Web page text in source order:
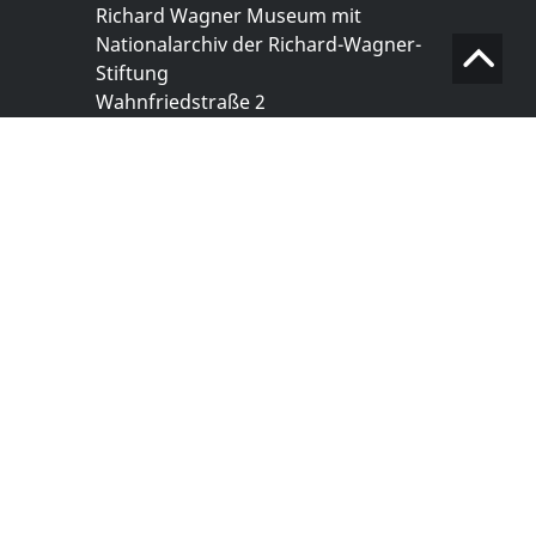
Richard Wagner Museum mit
Nationalarchiv der Richard-Wagner-
Stiftung
Wahnfriedstraße 2